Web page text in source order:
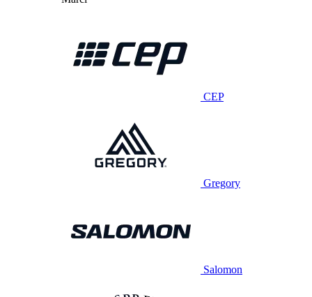
CEP
Gregory
Salomon